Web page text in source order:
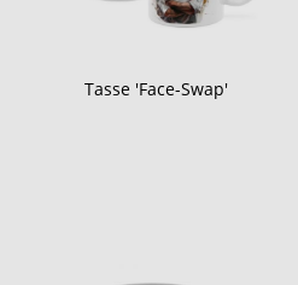
Tasse 'Face-Swap'